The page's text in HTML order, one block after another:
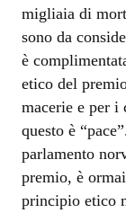
migliaia di
sono da
è
etico del
macerie e per i
questo è
parlamento
premio, è
principio etico